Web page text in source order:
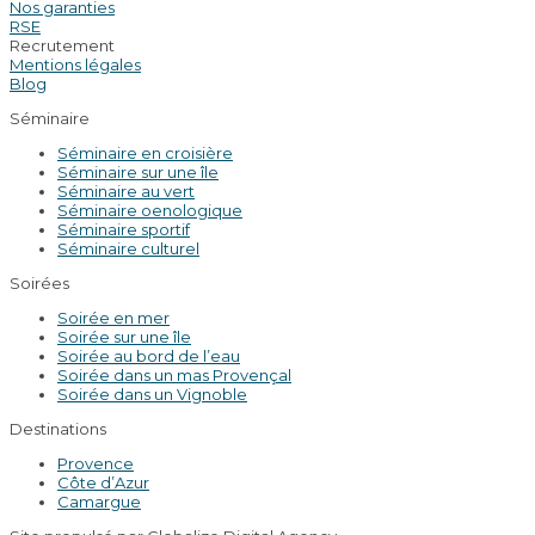
Nos garanties
RSE
Recrutement
Mentions légales
Blog
Séminaire
Séminaire en croisière
Séminaire sur une île
Séminaire au vert
Séminaire oenologique
Séminaire sportif
Séminaire culturel
Soirées
Soirée en mer
Soirée sur une île
Soirée au bord de l’eau
Soirée dans un mas Provençal
Soirée dans un Vignoble
Destinations
Provence
Côte d’Azur
Camargue